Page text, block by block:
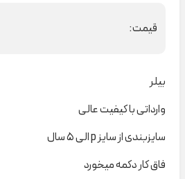
قیمت:
بیلر
وارداتی با کیفیت عالی
سایزبندی از سایز p الی ۵ سال
فاق کار دکمه میخورد